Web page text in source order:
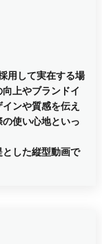
用して実在する場
上やブランドイ
ンや質感を伝え
使い心地といっ
した縦型動画で